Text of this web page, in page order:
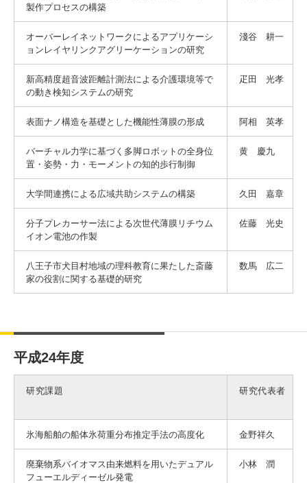
製作プロセスの構築
オーバーレイネットワークによるアプリケーシ
ョンレイヤリンクアグリーケーションの研究
淺谷 耕一
新高精度超音波距離計測法による介護環境等で
の動き検知システムの研究
疋田 光孝
表面ナノ構造を基礎とした機能性薄膜の形成 阿相 英孝
バーチャル力学に基づく多脚ロボットの全身位
置・姿勢・力・モーメントの知的歩行制御
黄 慶九
大学間連携による広域共助システムの構築 久田 嘉章
分子プレカーサー法による次世代薄膜リチウム
イオン電池の作製
佐藤 光史
八王子市犬目村地域の理科教育に果たした斎藤
家の役割に関する基礎的研究
数馬 広二
平成24年度
研究課題 研究代表者
氷海船舶の船体氷荷重分布推定手法の高度化 金野祥久
廃棄物系バイオマス由来燃料を用いたデュアル
フューエルディーゼル発電
小林 潤